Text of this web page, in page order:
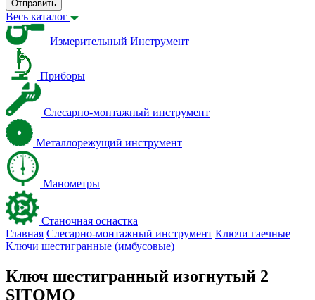
Отправить
Весь каталог
Измерительный Инструмент
Приборы
Слесарно-монтажный инструмент
Металлорежущий инструмент
Манометры
Станочная оснастка
Главная Слесарно-монтажный инструмент Ключи гаечные
Ключи шестигранные (имбусовые)
Ключ шестигранный изогнутый 2
SITOMO